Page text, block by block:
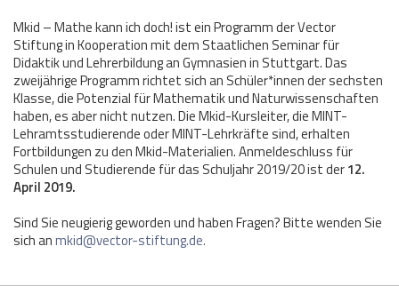
Mkid – Mathe kann ich doch! ist ein Programm der Vector
Stiftung in Kooperation mit dem Staatlichen Seminar für
Didaktik und Lehrerbildung an Gymnasien in Stuttgart. Das
zweijährige Programm richtet sich an Schüler*innen der sechsten
Klasse, die Potenzial für Mathematik und Naturwissenschaften
haben, es aber nicht nutzen. Die Mkid-Kursleiter, die MINT-
Lehramtsstudierende oder MINT-Lehrkräfte sind, erhalten
Fortbildungen zu den Mkid-Materialien. Anmeldeschluss für
Schulen und Studierende für das Schuljahr 2019/20 ist der12.
April 2019.
Sind Sie neugierig geworden und haben Fragen? Bitte wenden Sie
sich anmkid@vector-stiftung.de.